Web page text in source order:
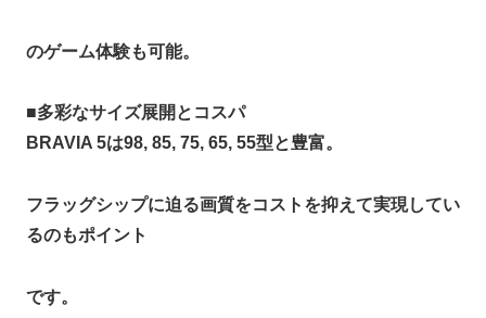
のゲーム体験も可能。
■多彩なサイズ展開とコスパ
BRAVIA 5は98, 85, 75, 65, 55型と豊富。
フラッグシップに迫る画質をコストを抑えて実現してい
るのもポイント
です。